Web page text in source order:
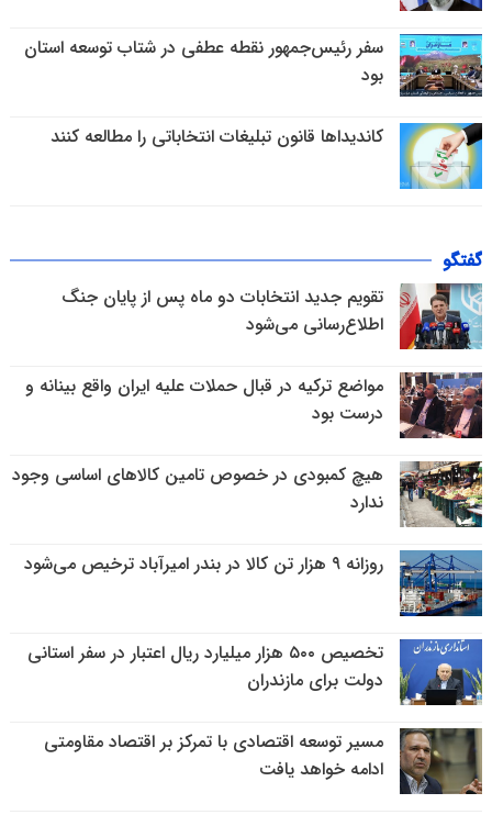
سفر رئیس‌جمهور نقطه عطفی در شتاب توسعه استان
بود
کاندیداها قانون تبلیغات انتخاباتی را مطالعه کنند
گفتگو
تقویم جدید انتخابات دو ماه پس از پایان جنگ
اطلاع‌رسانی می‌شود
مواضع ترکیه در قبال حملات علیه ایران واقع بینانه و
درست بود
هیچ کمبودی در خصوص تامین کالاهای اساسی وجود
ندارد
روزانه ۹ هزار تن کالا در بندر امیرآباد ترخیص می‌شود
تخصیص ۵۰۰ هزار میلیارد ریال اعتبار در سفر استانی
دولت برای مازندران
مسیر توسعه اقتصادی با تمرکز بر اقتصاد مقاومتی
ادامه خواهد یافت